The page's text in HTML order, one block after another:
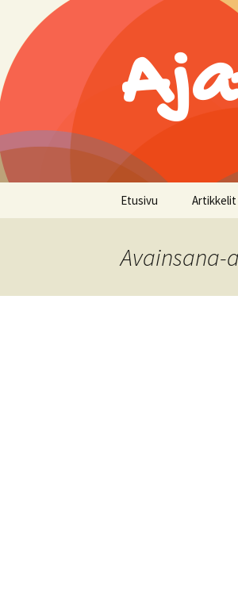
Etusivu Artikkelit
Avainsana-